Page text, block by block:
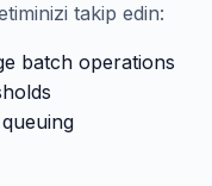
takip edin:
batch operations